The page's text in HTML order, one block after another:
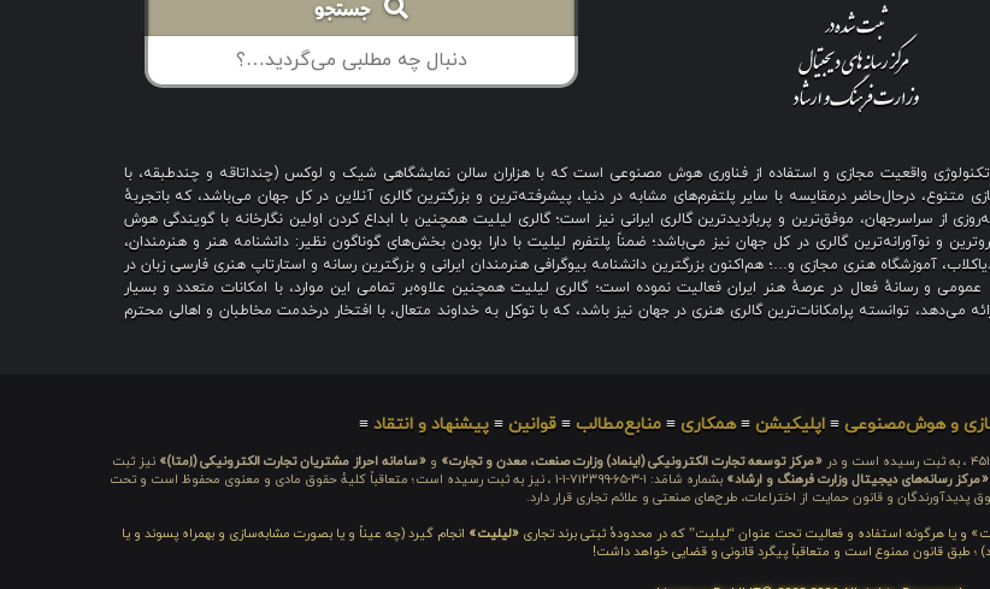
جستجو
تکنولوژی واقعیت مجازی و استفاده از فناوری هوش مصنوعی است که با هزاران سالن نمایشگاهی شیک و لوکس (چنداتاقه و چندطبقه، با
درحال‌حاضر درمقایسه با سایر پلتفرم‌های مشابه در دنیا، پیشرفته‌ترین و بزرگترین گالری آنلاین در کل جهان می‌باشد، که باتجربهٔ
بازدیدشبانه‌روزی از سراسرجهان، موفق‌ترین و پربازدیدترین گالری ایرانی نیز است؛ گالری لیلیت همچنین با ابداع کردن اولین نگارخانه با گویندگی هوش
و نوآورانه‌ترین گالری در کل جهان نیز می‌باشد؛ ضمناً پلتفرم لیلیت با دارا بودن بخش‌های گوناگون نظیر: دانشنامه هنر و هنرمندان،
آموزشگاه هنری مجازی و…؛ هم‌اکنون بزرگترین دانشنامه بیوگرافی هنرمندان ایرانی و بزرگترین رسانه و استارتاپ هنری فارسی زبان در
و رسانهٔ فعال در عرصهٔ هنر ایران فعالیت نموده است؛ گالری لیلیت همچنین علاوه‌بر تمامی این موارد، با امکانات متعدد و بسیار
می‌دهد، توانسته پرامکانات‌ترین گالری هنری در جهان نیز باشد، که با توکل به خداوند متعال، با افتخار درخدمت مخاطبان و اهالی محترم
و هوش‌مصنوعی ≡اپلیکیشن ≡همکاری ≡منابع‌مطالب ≡قوانین ≡پیشنهاد و انتقاد ≡
«مرکز توسعه تجارت الکترونیکی (اینماد) وزارت صنعت، معدن و تجارت» و «سامانه احراز مشتریان تجارت الکترونیکی (اِمتا)» نیز ثبت
«مرکز رسانه‌های دیجیتال وزارت فرهنگ و ارشاد»
بشماره شامَد: ۱-۳-۶۵-۷۱۲۳۹۹-۱-۱ ، نیز به ثبت رسیده است؛ متعاقباً کلیهٔ حقوق مادی و معنوی محفوظ است و تحت
پدیدآورندگان و قانون حمایت از اختراعات، طرح‌های صنعتی و علائم تجاری قرار دارد.
و یا هرگونه استفاده و فعالیت تحت عنوان “لیلیت” که در محدودهٔ ثبتی برند تجاری «لیلیت» انجام گیرد (چه عیناً و یا بصورت مشابه‌سازی و بهمراه پسوند و یا
؛ طبق قانون ممنوع است و متعاقباً پیگرد قانونی و قضایی خواهد داشت!